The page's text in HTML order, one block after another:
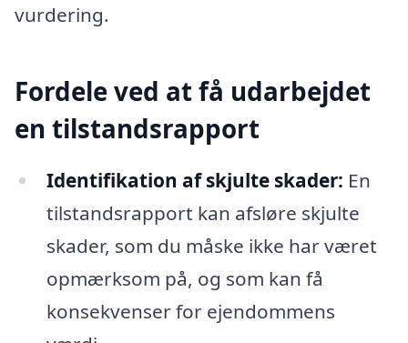
vurdering.
Fordele ved at få udarbejdet
en tilstandsrapport
Identifikation af skjulte skader: En
tilstandsrapport kan afsløre skjulte
skader, som du måske ikke har været
opmærksom på, og som kan få
konsekvenser for ejendommens